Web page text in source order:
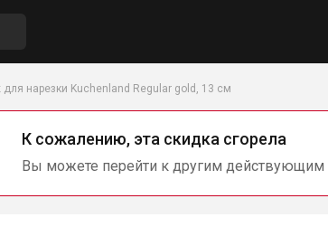
для нарезки Kuchenland Regular gold, 13 см
К сожалению, эта скидка сгорела
Вы можете перейти к другим действующим